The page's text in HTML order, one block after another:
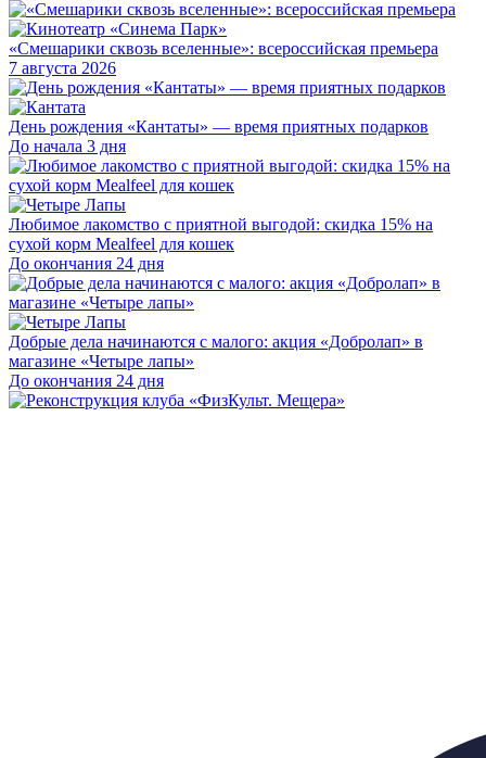
«Смешарики сквозь вселенные»: всероссийская премьера
7 августа 2026
День рождения «Кантаты» — время приятных подарков
До начала 3 дня
Любимое лакомство с приятной выгодой: скидка 15% на
сухой корм Mealfeel для кошек
До окончания 24 дня
Добрые дела начинаются с малого: акция «Добролап» в
магазине «Четыре лапы»
До окончания 24 дня